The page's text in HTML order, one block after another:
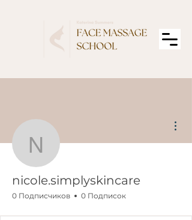
nicole.simplyskincare
0 Подписчиков 0 Подписок